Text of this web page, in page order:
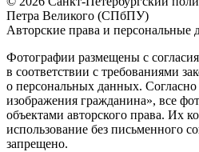
Петра Великого (СПбПУ)
Авторские права и персональные
Фотографии размещены с
в соответствии с требованиями
о персональных данных.
изображения гражданина», все
объектами авторского права. Их
использование без письменного
запрещено.